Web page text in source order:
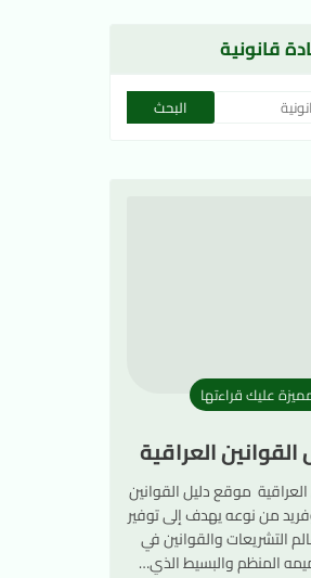
قانونية
عليك قراءتها
العراقية
موقع دليل القوانين
من نوعه يهدف إلى توفير
التشريعات والقوانين في
المنظم والبسيط الذي…